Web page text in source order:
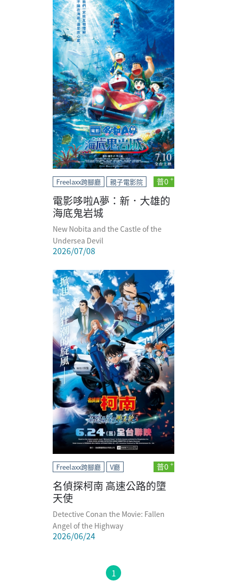
Freelaxx跨腳廳 親子電影院 普0
電影哆啦A夢：新．大雄的
海底鬼岩城
New Nobita and the Castle of the
Undersea Devil
2026/07/08
Freelaxx跨腳廳 V廳 普0
名偵探柯南 高速公路的墮
天使
Detective Conan the Movie: Fallen
Angel of the Highway
2026/06/24
1